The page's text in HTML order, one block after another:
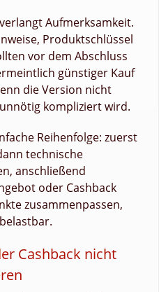
Aufmerksamkeit.
Produktschlüssel
vor dem Abschluss
günstiger Kauf
die Version nicht
kompliziert wird.
Reihenfolge: zuerst
technische
anschließend
oder Cashback
zusammenpassen,
Cashback nicht